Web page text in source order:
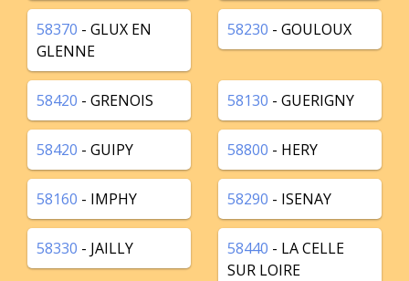
58370 - GLUX EN
GLENNE
58230 - GOULOUX
58420 - GRENOIS 58130 - GUERIGNY
58420 - GUIPY 58800 - HERY
58160 - IMPHY 58290 - ISENAY
58330 - JAILLY 58440 - LA CELLE
SUR LOIRE